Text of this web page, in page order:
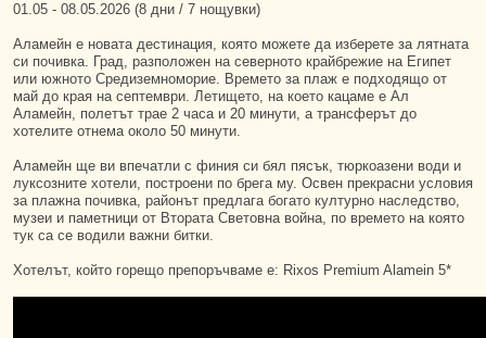
01.05 - 08.05.2026 (8 дни / 7 нощувки)
Аламейн e новaтa дестинация, която можете да изберете за лятната
си почивка. Град, разположен на северното крайбрежие на Египет
или южното Средиземноморие. Времето за плаж е подходящо от
май до края на септември. Летището, на което кацаме е Ал
Аламейн, полетът трае 2 часа и 20 минути, а трансферът до
хотелите отнема около 50 минути.
Аламейн ще ви впечатли с финия си бял пясък, тюркоазени води и
луксозните хотели, построени по брега му. Освен прекрасни условия
за плажна почивка, районът предлага богато културно наследство,
музеи и паметници от Втората Световна война, по времето на която
тук са се водили важни битки.
Хотелът, който горещо препоръчваме е: Rixos Premium Alamein 5*